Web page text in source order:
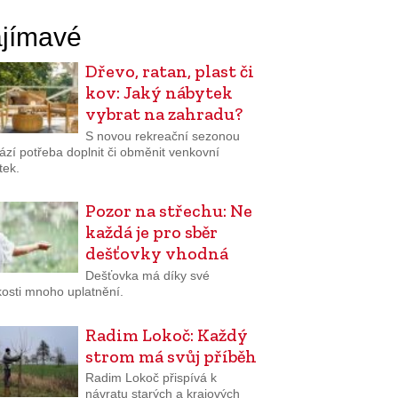
Dřevo, ratan, plast či
kov: Jaký nábytek
vybrat na zahradu?
S novou rekreační sezonou
potřeba doplnit či obměnit venkovní
Pozor na střechu: Ne
každá je pro sběr
dešťovky vhodná
Dešťovka má díky své
mnoho uplatnění.
Radim Lokoč: Každý
strom má svůj příběh
Radim Lokoč přispívá k
návratu starých a krajových